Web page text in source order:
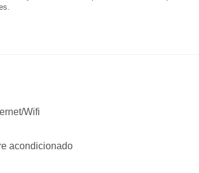
Wifi
acondicionado